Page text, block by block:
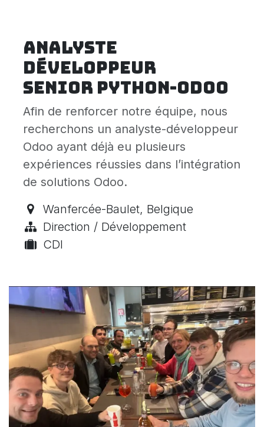
Analyste
Développeur
senior Python-Odoo
Afin de renforcer notre équipe, nous
recherchons un analyste-développeur
Odoo ayant déjà eu plusieurs
expériences réussies dans l’intégration
de solutions Odoo.
Wanfercée-Baulet, Belgique
Direction / Développement
CDI